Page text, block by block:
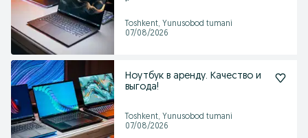
Toshkent, Yunusobod tumani
07/08/2026
Ноутбук в аренду. Качество и
выгода!
Toshkent, Yunusobod tumani
07/08/2026